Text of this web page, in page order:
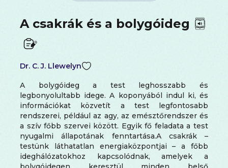
A csakrák és a bolygóideg
Dr. C. J. Llewelyn
A bolygóideg a test leghosszabb és
legbonyolultabb idege. A koponyából indul ki, és
információkat közvetít a test legfontosabb
rendszerei, például az agy, az emésztőrendszer és
a szív főbb szervei között. Egyik fő feladata a test
nyugalmi állapotának fenntartása.A csakrák –
testünk láthatatlan energiaközpontjai – a főbb
ideghálózatokhoz kapcsolódnak, amelyek a